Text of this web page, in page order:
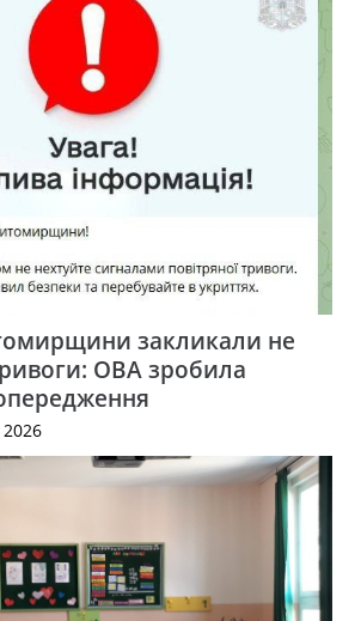
закликали не
ОВА зробила